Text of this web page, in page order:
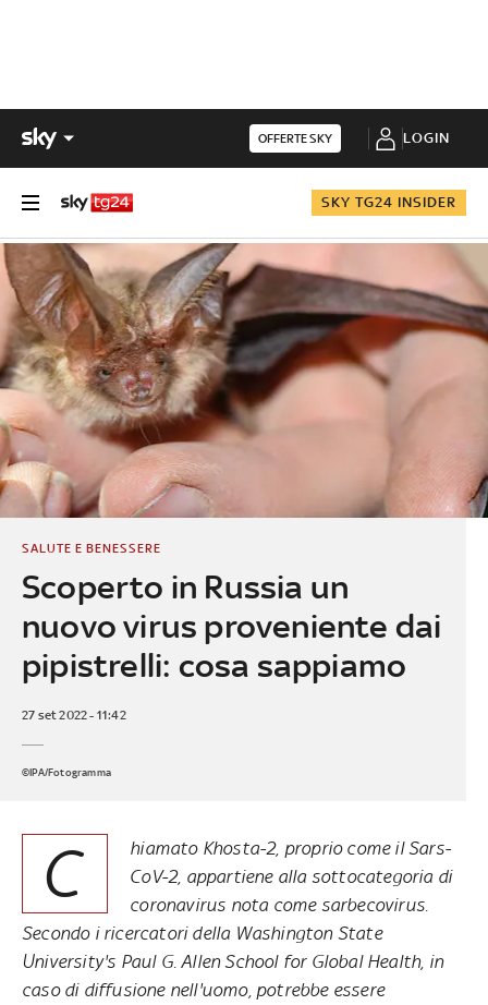
OFFERTE SKY LOGIN
SKY TG24 INSIDER
Scoperto in Russia un
nuovo virus proveniente dai
pipistrelli: cosa sappiamo
SALUTE E BENESSERE
27 set 2022 - 11:42
©IPA/Fotogramma
C
hiamato Khosta-2, proprio come il Sars-
CoV-2, appartiene alla sottocategoria di
coronavirus nota come sarbecovirus.
Secondo i ricercatori della Washington State
University's Paul G. Allen School for Global Health, in
caso di diffusione nell'uomo, potrebbe essere